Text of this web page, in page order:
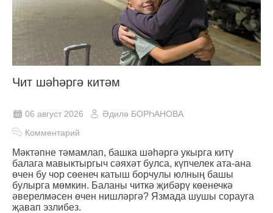
Чит шәһәргә китәм
06 август 2026
Әдилә БОРҺАНОВА
Комментарий
Мәктәпне тәмамлап, башка шәһәргә укырга китү
балага мавыктыргыч сәяхәт булса, күпчелек ата-ана
өчен бу чор сөенеч катыш борчулы юлның башы
булырга мөмкин. Баланы читкә җибәрү көенечкә
әверелмәсен өчен нишләргә? Язмада шушы сорауга
җавап эзлибез.